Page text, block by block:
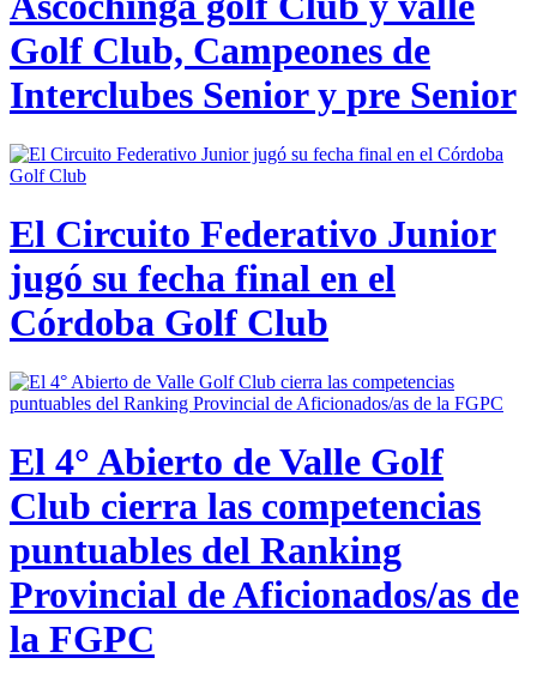
Golf Club, Campeones de
Interclubes Senior y pre Senior
El Circuito Federativo Junior
jugó su fecha final en el
Córdoba Golf Club
El 4° Abierto de Valle Golf
Club cierra las competencias
puntuables del Ranking
Provincial de Aficionados/as de
la FGPC